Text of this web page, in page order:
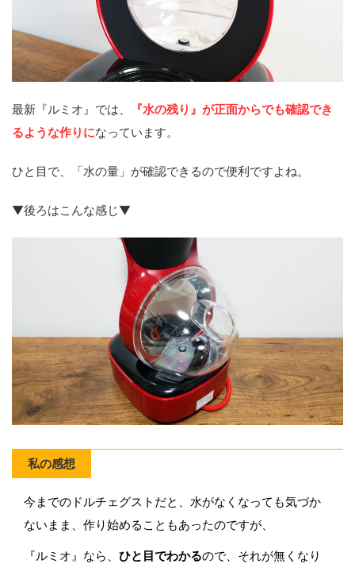
最新『ルミオ』では、
『水の残り』が正面からでも確認でき
るような作りになっています。
ひと目で、「水の量」が確認できるので便利ですよね。
▼後ろはこんな感じ▼
私の感想
今までのドルチェグストだと、水がなくなっても気づか
ないまま、作り始めることもあったのですが、
『ルミオ』なら、 ひと目でわかるので、それが無くなり